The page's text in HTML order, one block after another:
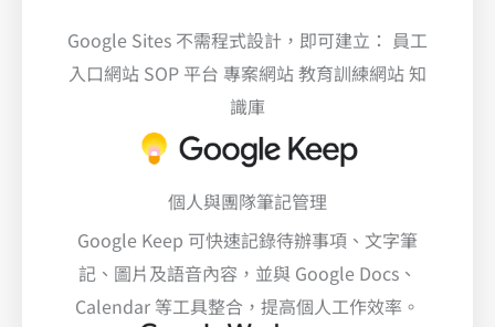
Google Sites 不需程式設計，即可建立： 員工
入口網站 SOP 平台 專案網站 教育訓練網站 知
識庫
個人與團隊筆記管理
Google Keep 可快速記錄待辦事項、文字筆
記、圖片及語音內容，並與 Google Docs、
Calendar 等工具整合，提高個人工作效率。